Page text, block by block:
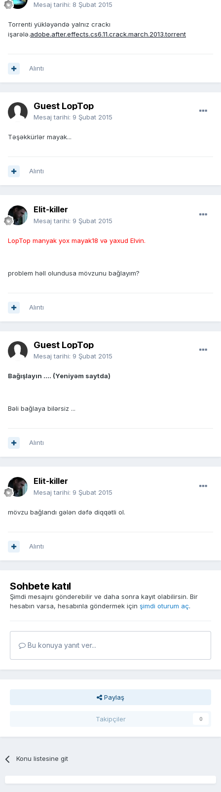
Mesaj tarihi: 8 Şubat 2015
Torrenti yükləyəndə yalnız crackı
işarələ.adobe.after.effects.cs6.11.crack.march.2013.torrent
Alıntı
Guest LopTop
Mesaj tarihi: 9 Şubat 2015
Təşəkkürlər mayak...
Alıntı
Elit-killer
Mesaj tarihi: 9 Şubat 2015
LopTop manyak yox mayak18 və yaxud Elvin.
problem həll olundusa mövzunu bağlayım?
Alıntı
Guest LopTop
Mesaj tarihi: 9 Şubat 2015
Bağışlayın .... (Yeniyəm saytda)
Bəli bağlaya bilərsiz ...
Alıntı
Elit-killer
Mesaj tarihi: 9 Şubat 2015
mövzu bağlandı gələn dəfə diqqətli ol.
Alıntı
Sohbete katıl
Şimdi mesajını gönderebilir ve daha sonra kayıt olabilirsin. Bir
hesabın varsa, hesabınla göndermek için şimdi oturum aç.
Bu konuya yanıt ver...
Paylaş
Takipçiler 0
Konu listesine git